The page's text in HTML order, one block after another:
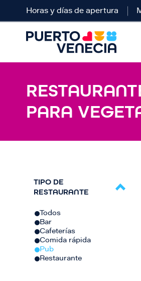
Horas y días de apertura
PARA
TIPO DE
RESTAURANTE
Todos
Bar
Cafeterías
Comida rápida
Pub
Restaurante